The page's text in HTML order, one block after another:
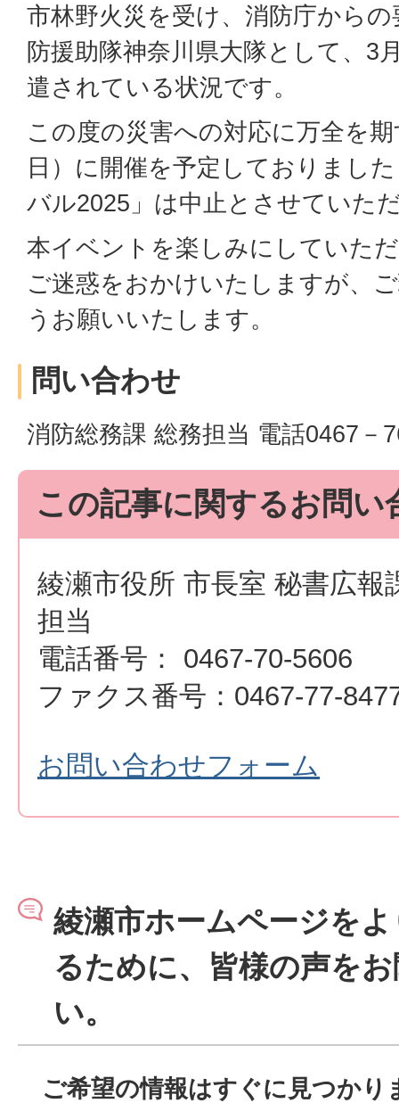
市林野火災を受け、消防庁から
防援助隊神奈川県大隊として、3
遣されている状況です。
この度の災害への対応に万全を
日）に開催を予定しておりまし
バル2025」は中止とさせていた
本イベントを楽しみにしていた
ご迷惑をおかけいたしますが、
うお願いいたします。
問い合わせ
消防総務課 総務担当 電話0467－
この記事に関するお問い
綾瀬市役所 市長室 秘書広報
担当
電話番号： 0467-70-5606
ファクス番号：0467-77-
お問い合わせフォーム
綾瀬市ホームページを
るために、皆様の声を
い。
ご希望の情報はすぐに見つかり